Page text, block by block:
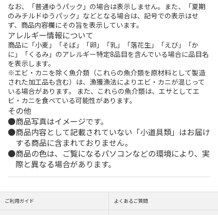
なお、「普通ゆうパック」の場合は表示しません。また、「夏期
のみチルドゆうパック」などとなる場合は、記号での表示はせ
ず、商品内容欄にその旨を表示しています。
アレルギー情報について
商品に「小麦」「そば」「卵」「乳」「落花生」「えび」「か
に」「くるみ」のアレルギー特定8品目を含んでいる場合に品目名
を表示します。
※エビ・カニを除く魚介類（これらの魚介類を原材料として製造
された加工品も含む）は、漁獲漁法によりエビ・カニが混じって
いる場合があります。 また、これらの魚介類は、エサとしてエ
ビ・カニを食べている可能性があります。
その他
商品写真はイメージです。
商品内容として記載されていない「小道具類」はお届け
する商品に含まれておりません。
商品の色は、ご覧になるパソコンなどの環境により、実
際と異なる場合があります。
ご利用ガイド よくあるご質問